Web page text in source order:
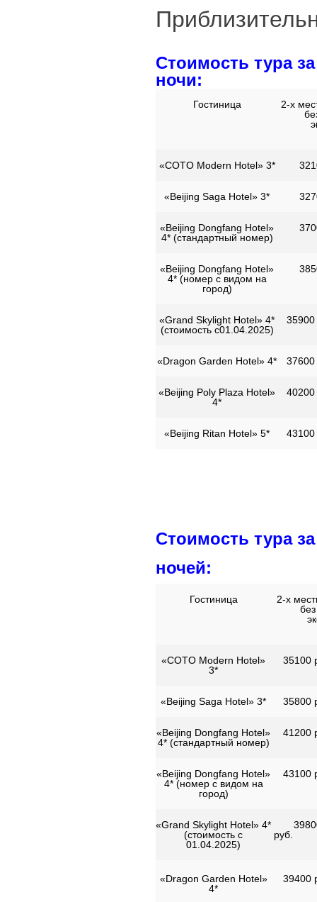
Стоимость тура
ночи:
Гостиница
2-х
«COTO Modern Hotel» 3*
«Beijing Saga Hotel» 3*
«Beijing Dongfang Hotel»
4* (стандартный номер)
«Beijing Dongfang Hotel»
4* (номер с видом на
город)
«Grand Skylight Hotel» 4*
(стоимость с01.04.2025)
35900
«Dragon Garden Hotel» 4* 37600
«Beijing Poly Plaza Hotel»
4*
40200
«Beijing Ritan Hotel» 5* 43100
Стоимость тура
ночей:
Гостиница
2-х
«COTO Modern Hotel»
3*
35100
«Beijing Saga Hotel» 3* 35800
«Beijing Dongfang Hotel»
4* (стандартный номер)
41200
«Beijing Dongfang Hotel»
4* (номер с видом на
город)
43100
«Grand Skylight Hotel» 4*
(стоимость с
01.04.2025)
«Dragon Garden Hotel»
4*
39400